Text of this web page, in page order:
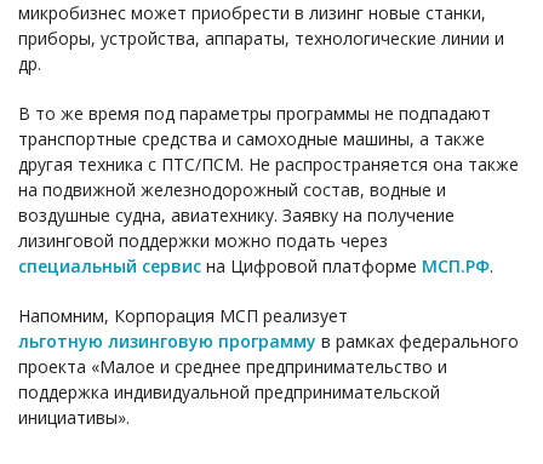
микробизнес может приобрести в лизинг новые станки,
приборы, устройства, аппараты, технологические линии и
др.
В то же время под параметры программы не подпадают
транспортные средства и самоходные машины, а также
другая техника с ПТС/ПСМ. Не распространяется она также
на подвижной железнодорожный состав, водные и
воздушные судна, авиатехнику. Заявку на получение
лизинговой поддержки можно подать через
специальный сервис на Цифровой платформе МСП.РФ.
Напомним, Корпорация МСП реализует
льготную лизинговую программу в рамках федерального
проекта «Малое и среднее предпринимательство и
поддержка индивидуальной предпринимательской
инициативы».